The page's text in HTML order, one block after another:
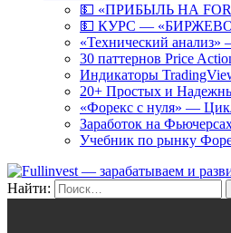
💵 «ПРИБЫЛЬ НА
💵 КУРС —
«Технический
30 паттернов Price
Индикаторы
20+ Простых и
«Форекс с нуля» —
Заработок на
Учебник по рынку
Найти: